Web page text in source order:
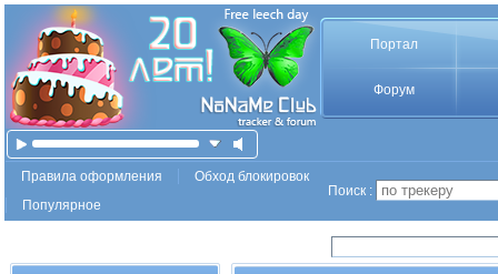
Портал
Форум
Правила оформления
Обход блокировок
Популярное
Поиск :